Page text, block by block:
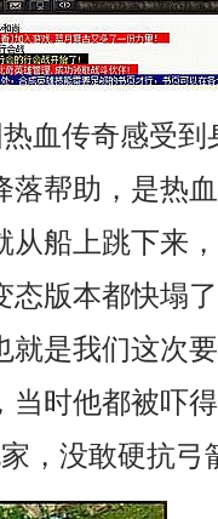
血传奇感受到
落帮助，是热
从船上跳下来
态版本都快塌
就是我们这次
当时他都被吓
，没敢硬抗弓